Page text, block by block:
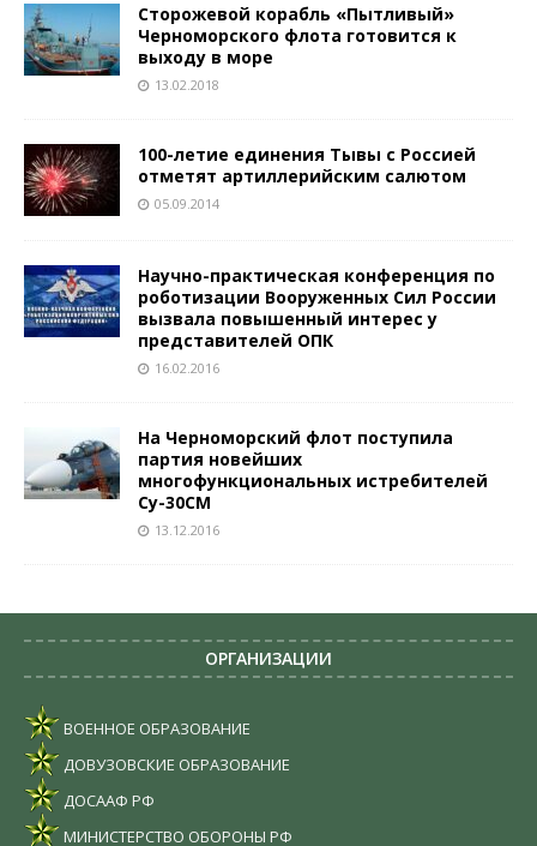
Сторожевой корабль «Пытливый»
Черноморского флота готовится к
выходу в море
13.02.2018
100-летие единения Тывы с Россией
отметят артиллерийским салютом
05.09.2014
Научно-практическая конференция по
роботизации Вооруженных Сил России
вызвала повышенный интерес у
представителей ОПК
16.02.2016
На Черноморский флот поступила
партия новейших
многофункциональных истребителей
Су-30СМ
13.12.2016
ОРГАНИЗАЦИИ
ВОЕННОЕ ОБРАЗОВАНИЕ
ДОВУЗОВСКИЕ ОБРАЗОВАНИЕ
ДОСААФ РФ
МИНИСТЕРСТВО ОБОРОНЫ РФ